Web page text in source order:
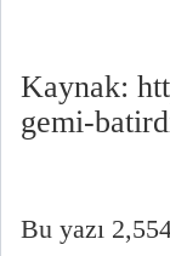
Kaynak:
gemi-
Bu yazı